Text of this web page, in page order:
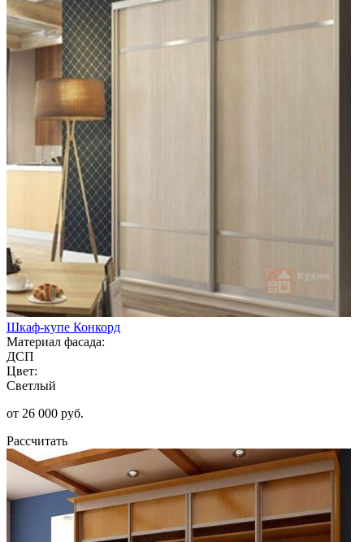
Шкаф-купе Конкорд
Материал фасада:
ДСП
Цвет:
Светлый
от 26 000 руб.
Рассчитать